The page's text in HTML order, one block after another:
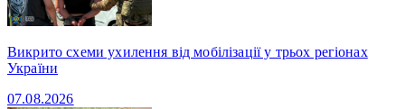
Викрито схеми ухилення від мобілізації у трьох регіонах
України
07.08.2026